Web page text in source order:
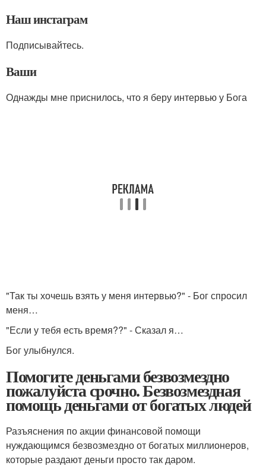
Наш инстаграм
Подписывайтесь.
Ваши
Однажды мне приснилось, что я беру интервью у Бога
"Так ты хочешь взять у меня интервью?" - Бог спросил
меня…
"Если у тебя есть время??" - Сказал я…
Бог улыбнулся.
Помогите деньгами безвозмездно
пожалуйста срочно. Безвозмездная
помощь деньгами от богатых людей
Разъяснения по акции финансовой помощи
нуждающимся безвозмездно от богатых миллионеров,
которые раздают деньги просто так даром.